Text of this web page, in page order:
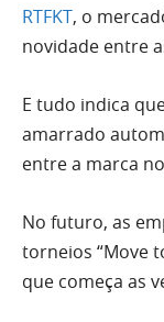
RTFKT, o
novidade entre
E tudo indica
amarrado
entre a marca
No futuro, as
torneios “Move
que começa as